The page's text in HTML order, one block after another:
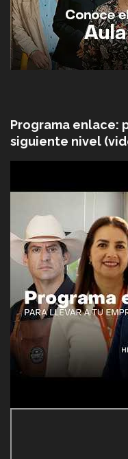
Programa enlace:
siguiente nivel